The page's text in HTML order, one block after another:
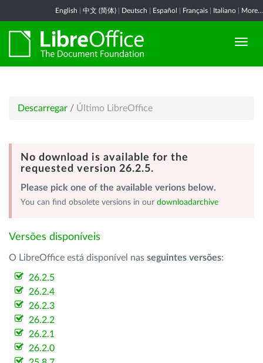
English 中文 (简体) Deutsch Español Français Italiano More...
Descarregar / Último LibreOffice
No download is available for the
requested version 26.2.5.
Please pick one of the available verions below.
You can find obsolete versions in our downloadarchive
Versões disponíveis
O LibreOffice está disponível nas seguintes versões:
26.2.5
26.2.4
26.2.3
26.2.2
26.2.1
26.2.0